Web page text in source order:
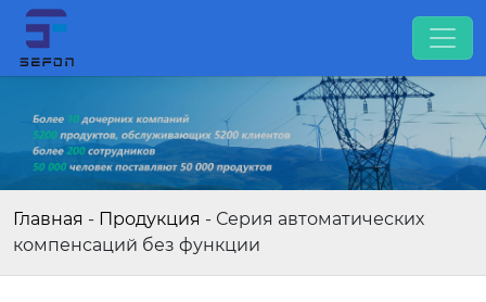
Главная - Продукция - Серия автоматических
компенсаций без функции